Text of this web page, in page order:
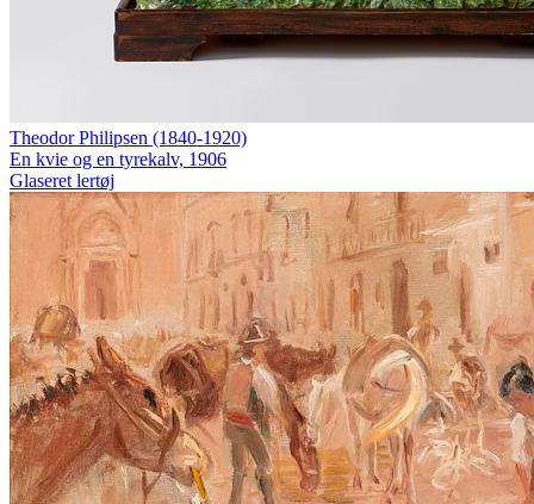
Theodor Philipsen (1840-1920)
En kvie og en tyrekalv, 1906
Glaseret lertøj